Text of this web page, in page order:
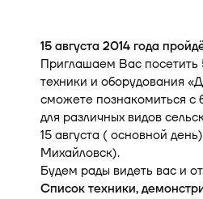
15 августа 2014 года
Приглашаем Вас посетить
техники и оборудования
сможете познакомиться с
для различных видов
15 августа ( основной
Михайловск).
Будем рады видеть вас и
Список техники,